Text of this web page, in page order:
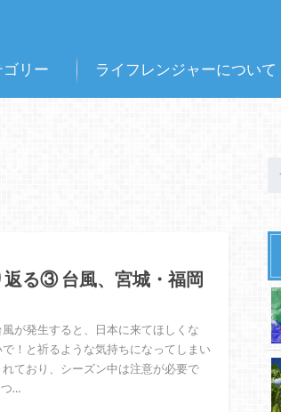
ゴリー ライフレンジャーについて
返る③ 台風、宮城・福岡
が発生すると、日本に来てほしくな
！と祈るような気持ちになってしまい
ており、シーズン中は注意が必要で
…